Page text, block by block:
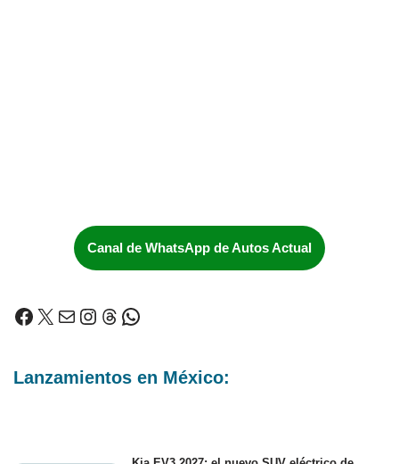
Canal de WhatsApp de Autos Actual
Lanzamientos en México: